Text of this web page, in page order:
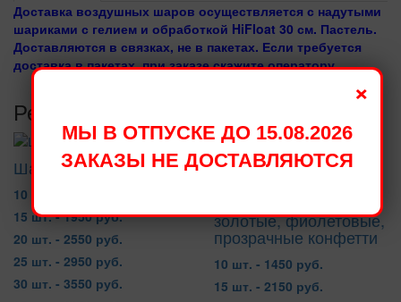
Доставка воздушных шаров осуществляется с надутыми
шариками с гелием и обработкой HiFloat 30 см. Пастель.
Доставляются в связках, не в пакетах. Если требуется
доставка в пакетах, при заказе скажите оператору.
Рекомендуемые товары
Шары с гелием белые
10 шт. - 1300 руб.
15 шт. - 1950 руб.
20 шт. - 2550 руб.
25 шт. - 2950 руб.
30 шт. - 3550 руб.
золотые, фиолетовые,
прозрачные конфетти
10 шт. - 1450 руб.
15 шт. - 2150 руб.
×
МЫ В ОТПУСКЕ ДО 15.08.2026
ЗАКАЗЫ НЕ ДОСТАВЛЯЮТСЯ